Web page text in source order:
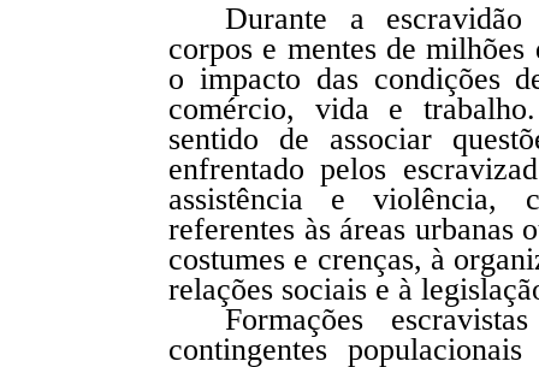
Durante a
corpos e mentes de milhões
o impacto das condições
comércio, vida e
sentido de associar
enfrentado pelos
assistência e violência,
referentes às áreas urbanas
costumes e crenças, à
relações sociais e à
Formações
contingentes